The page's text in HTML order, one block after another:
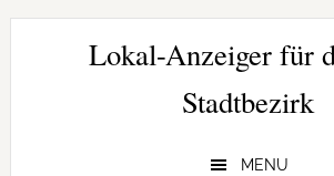
Zur
Hauptnavigation
Zum
Zur
SeitenspalteLokal-Anzeiger für
Stadtbezirk
MENU